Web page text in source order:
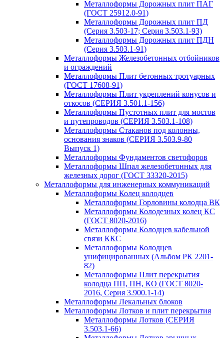
Металлоформы Дорожных плит ПАГ
(ГОСТ 25912.0-91)
Металлоформы Дорожных плит ПД
(Серия 3.503-17; Серия 3.503.1-93)
Металлоформы Дорожных плит ПДН
(Серия 3.503.1-91)
Металлоформы Железобетонных отбойников
и ограждений
Металлоформы Плит бетонных тротуарных
(ГОСТ 17608-91)
Металлоформы Плит укреплений конусов и
откосов (СЕРИЯ 3.501.1-156)
Металлоформы Пустотных плит для мостов
и путепроводов (СЕРИЯ 3.503.1-108)
Металлоформы Стаканов под колонны,
основания знаков (СЕРИЯ 3.503.9-80
Выпуск 1)
Металлоформы Фундаментов светофоров
Металлоформы Шпал железобетонных для
железных дорог (ГОСТ 33320-2015)
Металлоформы для инженерных коммуникаций
Металлоформы Колец колодцев
Металлоформы Горловины колодца ВК
Металлоформы Колодезных колец КС
(ГОСТ 8020-2016)
Металлоформы Колодцев кабельной
связи ККС
Металлоформы Колодцев
унифицированных (Альбом РК 2201-
82)
Металлоформы Плит перекрытия
колодца ПП, ПН, КО (ГОСТ 8020-
2016, Серия 3.900.1-14)
Металлоформы Лекальных блоков
Металлоформы Лотков и плит перекрытия
Металлоформы Лотков (СЕРИЯ
3.503.1-66)